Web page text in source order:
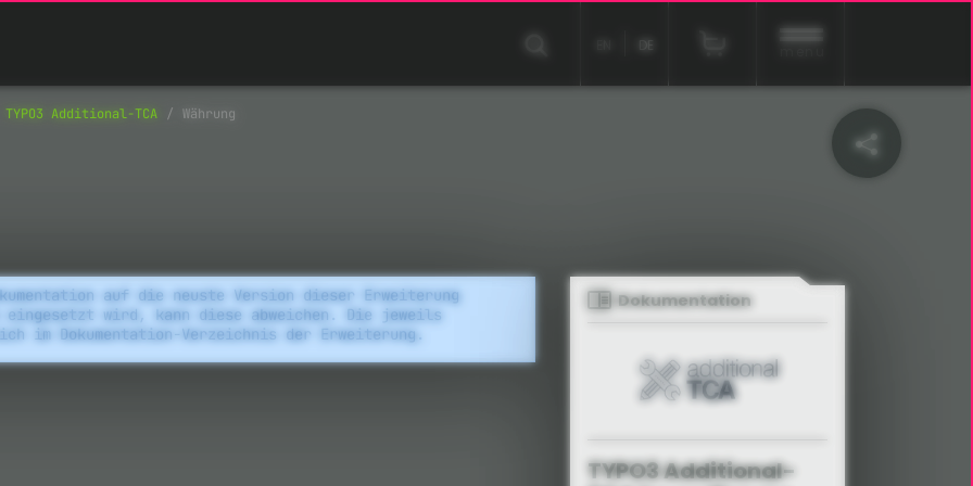
DE
TYPO3 Additional-TCA Währung
auf die neuste Version dieser Erweiterung
wird, kann diese abweichen. Die jeweils
im Dokumentation-Verzeichnis der Erweiterung.
Dokumentation
TYPO3 Additional-